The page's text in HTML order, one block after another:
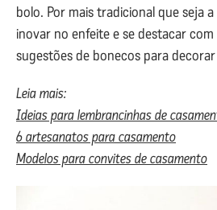
bolo. Por mais tradicional que seja
inovar no enfeite e se destacar
sugestões de bonecos para decorar
Leia mais:
Ideias para lembrancinhas de
6 artesanatos para casamento
Modelos para convites de casamento